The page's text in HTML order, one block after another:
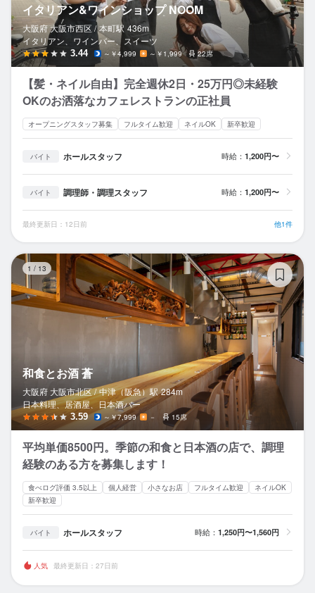
イタリアン&ワインショップ NOOM
大阪府 大阪市西区 / 本町駅 436m
イタリアン、ワインバー、スイーツ
3.44 ～￥4,999 ～￥1,999 22席
【髪・ネイル自由】完全週休2日・25万円◎未経験
OKのお洒落なカフェレストランの正社員
オープニングスタッフ募集 フルタイム歓迎 ネイルOK 新卒歓迎
バイト ホールスタッフ 時給： 1,200円〜
バイト 調理師・調理スタッフ 時給： 1,200円〜
最終更新日：12日前 他1件
1 / 13
和食とお酒 蒼
大阪府 大阪市北区 / 中津（阪急）駅 284m
日本料理、居酒屋、日本酒バー
3.59 ～￥7,999 － 15席
平均単価8500円。季節の和食と日本酒の店で、調理
経験のある方を募集します！
食べログ評価 3.5以上 個人経営 小さなお店 フルタイム歓迎
ネイルOK
新卒歓迎
バイト ホールスタッフ 時給： 1,250円〜1,560円
人気 最終更新日：27日前